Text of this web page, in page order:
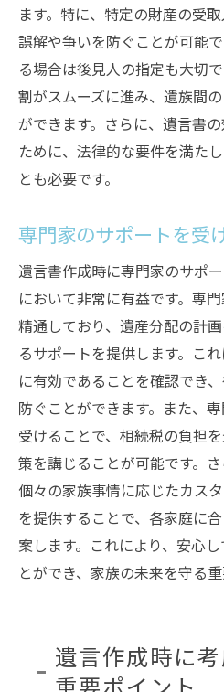
ます。特に、特定の財産の受
誤解や争いを防ぐことが可能
る場合は後見人の指定も大切
割がスムーズに進み、遺族間
ができます。さらに、遺言書
ために、法律的な要件を満た
とも必要です。
専門家のサポートを受
遺言書作成時に専門家のサポ
において非常に有益です。専
精通しており、遺産分配の計
るサポートを提供します。こ
に有効であることを確認でき
防ぐことができます。また、
受けることで、相続税の負担
策を講じることが可能です。
個々の家族事情に応じたカス
を提供することで、各家庭に
案します。これにより、安心
とができ、家族の未来を守る
遺言作成時に